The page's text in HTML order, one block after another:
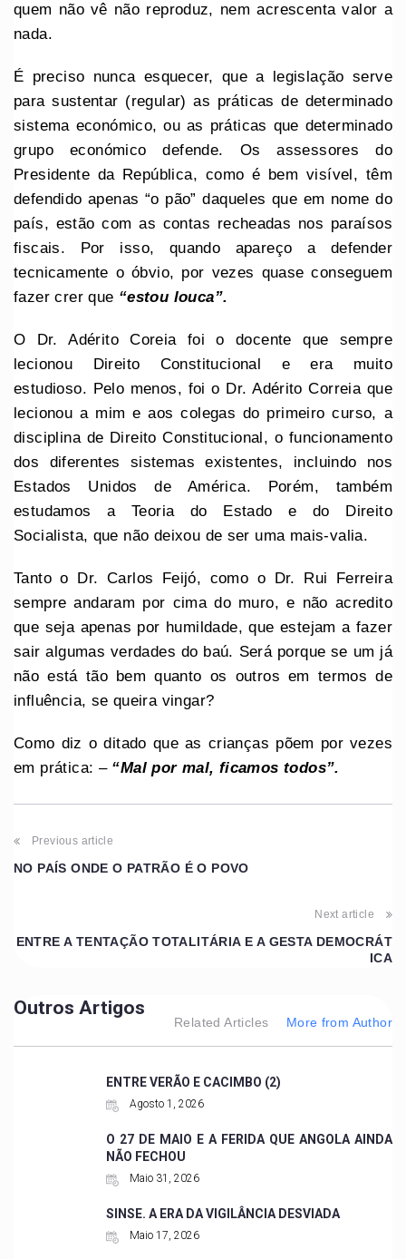
quem não vê não reproduz, nem acrescenta valor a
nada.
É preciso nunca esquecer, que a legislação serve
para sustentar (regular) as práticas de determinado
sistema económico, ou as práticas que determinado
grupo económico defende. Os assessores do
Presidente da República, como é bem visível, têm
defendido apenas “o pão” daqueles que em nome do
país, estão com as contas recheadas nos paraísos
fiscais. Por isso, quando apareço a defender
tecnicamente o óbvio, por vezes quase conseguem
fazer crer que “estou louca”.
O Dr. Adérito Coreia foi o docente que sempre
lecionou Direito Constitucional e era muito
estudioso. Pelo menos, foi o Dr. Adérito Correia que
lecionou a mim e aos colegas do primeiro curso, a
disciplina de Direito Constitucional, o funcionamento
dos diferentes sistemas existentes, incluindo nos
Estados Unidos de América. Porém, também
estudamos a Teoria do Estado e do Direito
Socialista, que não deixou de ser uma mais-valia.
Tanto o Dr. Carlos Feijó, como o Dr. Rui Ferreira
sempre andaram por cima do muro, e não acredito
que seja apenas por humildade, que estejam a fazer
sair algumas verdades do baú. Será porque se um já
não está tão bem quanto os outros em termos de
influência, se queira vingar?
Como diz o ditado que as crianças põem por vezes
em prática: – “Mal por mal, ficamos todos”.
Previous article
NO PAÍS ONDE O PATRÃO É O POVO
Next article
ENTRE A TENTAÇÃO TOTALITÁRIA E A GESTA DEMOCRÁT
ICA
Outros Artigos
Related Articles More from Author
ENTRE VERÃO E CACIMBO (2)
Agosto 1, 2026
O 27 DE MAIO E A FERIDA QUE ANGOLA AINDA
NÃO FECHOU
Maio 31, 2026
SINSE. A ERA DA VIGILÂNCIA DESVIADA
Maio 17, 2026